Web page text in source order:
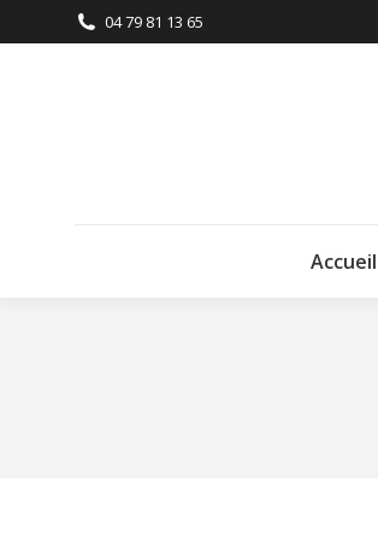
04 79 81 13 65
Accueil